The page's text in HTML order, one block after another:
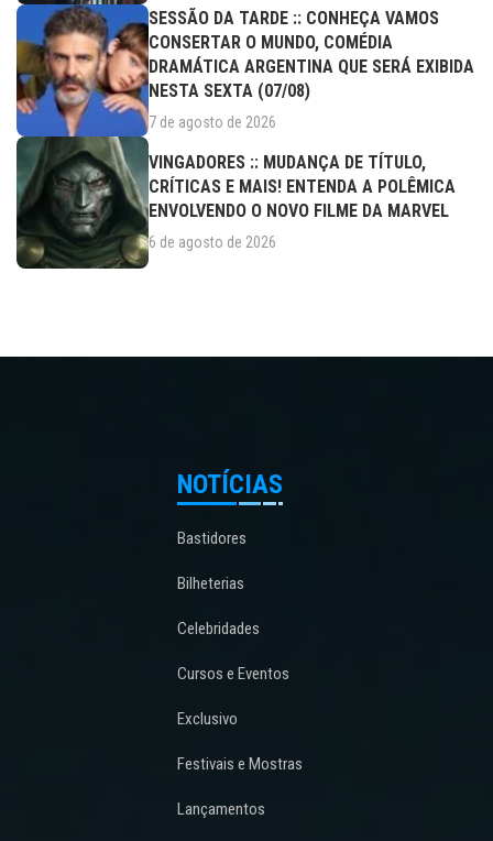
SESSÃO DA TARDE :: CONHEÇA VAMOS
CONSERTAR O MUNDO, COMÉDIA
DRAMÁTICA ARGENTINA QUE SERÁ EXIBIDA
NESTA SEXTA (07/08)
7 de agosto de 2026
VINGADORES :: MUDANÇA DE TÍTULO,
CRÍTICAS E MAIS! ENTENDA A POLÊMICA
ENVOLVENDO O NOVO FILME DA MARVEL
6 de agosto de 2026
NOTÍCIAS
Bastidores
Bilheterias
Celebridades
Cursos e Eventos
Exclusivo
Festivais e Mostras
Lançamentos